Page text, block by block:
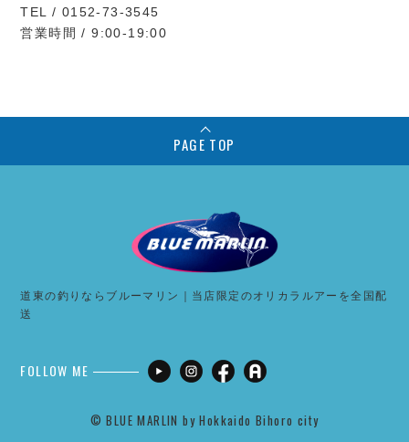
TEL / 0152-73-3545
営業時間 / 9:00-19:00
PAGE TOP
道東の釣りならブルーマリン｜当店限定のオリカラルアーを全国配
送
FOLLOW ME
©︎ BLUE MARLIN by Hokkaido Bihoro city